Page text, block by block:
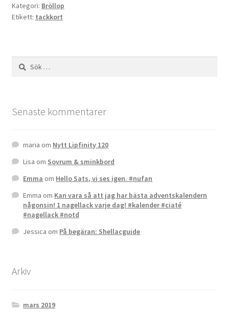
Kategori: Bröllop
Etikett: tackkort
Sök
efter:
Senaste kommentarer
maria om Nytt Lipfinity 120
Lisa om Sovrum & sminkbord
Emma om Hello Sats, vi ses igen. #nufan
Emma om Kan vara så att jag har bästa adventskalendern
någonsin! 1 nagellack varje dag! #kalender #ciaté
#nagellack #notd
Jessica om På begäran: Shellacguide
Arkiv
mars 2019